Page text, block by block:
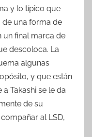
y lo típico que
de una forma de
un final marca de
descoloca. La
algunas
y que están
Takashi se le da
de su
al LSD,